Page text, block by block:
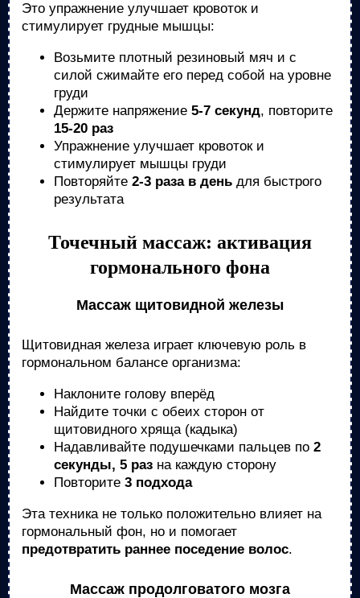
Это упражнение улучшает кровоток и
стимулирует грудные мышцы:
Возьмите плотный резиновый мяч и с
силой сжимайте его перед собой на уровне
груди
Держите напряжение 5-7 секунд, повторите
15-20 раз
Упражнение улучшает кровоток и
стимулирует мышцы груди
Повторяйте 2-3 раза в день для быстрого
результата
Точечный массаж: активация
гормонального фона
Массаж щитовидной железы
Щитовидная железа играет ключевую роль в
гормональном балансе организма:
Наклоните голову вперёд
Найдите точки с обеих сторон от
щитовидного хряща (кадыка)
Надавливайте подушечками пальцев по 2
секунды, 5 раз на каждую сторону
Повторите 3 подхода
Эта техника не только положительно влияет на
гормональный фон, но и помогает
предотвратить раннее поседение волос.
Массаж продолговатого мозга